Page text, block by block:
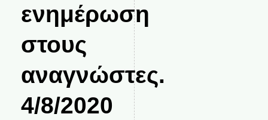
ενημέρωση
στους
αναγνώστες.
4/8/2020